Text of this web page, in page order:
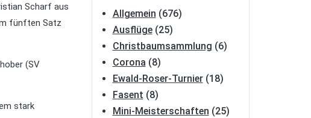
Scharf aus
fünften Satz
(SV
stark
Allgemein (676)
Ausflüge(25)
Christbaumsammlung (6)
Corona (8)
Ewald-Roser-Turnier(18)
Fasent (8)
Mini-Meisterschaften (25)